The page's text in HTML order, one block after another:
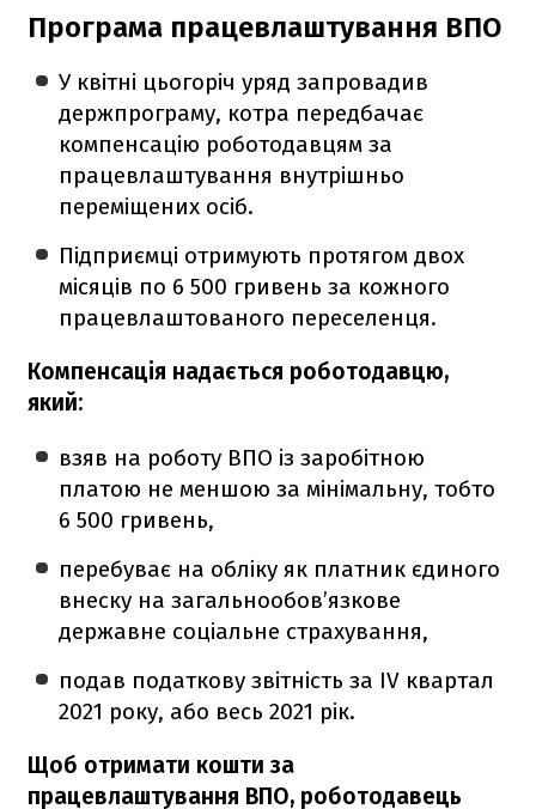
Програма працевлаштування ВПО
У квітні цьогоріч уряд запровадив
держпрограму, котра передбачає
компенсацію роботодавцям за
працевлаштування внутрішньо
переміщених осіб.
Підприємці отримують протягом двох
місяців по 6 500 гривень за кожного
працевлаштованого переселенця.
Компенсація надається роботодавцю,
який:
взяв на роботу ВПО із заробітною
платою не меншою за мінімальну, тобто
6 500 гривень,
перебуває на обліку як платник єдиного
внеску на загальнообов’язкове
державне соціальне страхування,
подав податкову звітність за IV квартал
2021 року, або весь 2021 рік.
Щоб отримати кошти за
працевлаштування ВПО, роботодавець